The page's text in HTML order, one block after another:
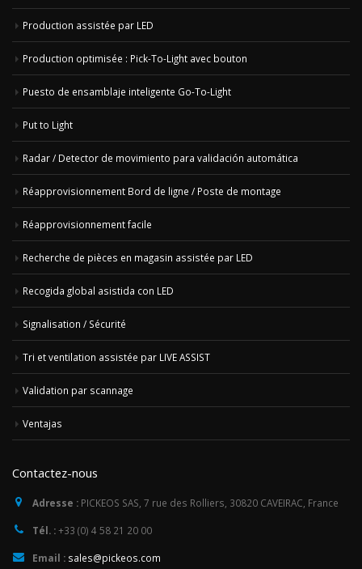
Production assistée par LED
Production optimisée : Pick-To-Light avec bouton
Puesto de ensamblaje inteligente Go-To-Light
Put to Light
Radar / Detector de movimiento para validación automática
Réapprovisionnement Bord de ligne / Poste de montage
Réapprovisionnement facile
Recherche de pièces en magasin assistée par LED
Recogida global asistida con LED
Signalisation / Sécurité
Tri et ventilation assistée par LIVE ASSIST
Validation par scannage
Ventajas
Contactez-nous
Adresse : PICKEOS SAS, 7 rue des Rolliers, 30820 CAVEIRAC, France
Tél. :+33 (0) 4 58 21 20 00
Email : sales@pickeos.com